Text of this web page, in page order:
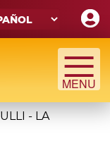
- LA